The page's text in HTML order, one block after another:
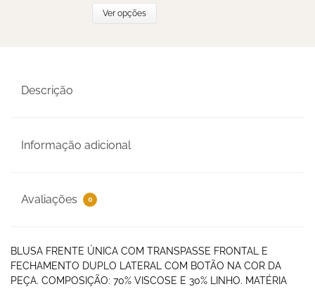
Ver opções
Descrição
Informação adicional
Avaliações 0
BLUSA FRENTE ÚNICA COM TRANSPASSE FRONTAL E
FECHAMENTO DUPLO LATERAL COM BOTÃO NA COR DA
PEÇA. COMPOSIÇÃO: 70% VISCOSE E 30% LINHO. MATÉRIA